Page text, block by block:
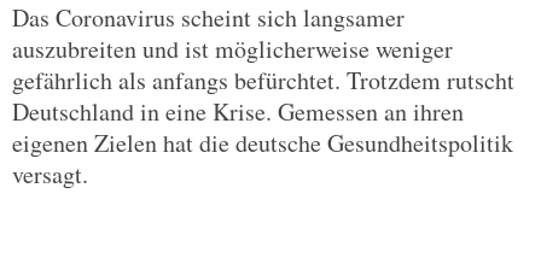
Das Coronavirus scheint sich langsamer
auszubreiten und ist möglicherweise weniger
gefährlich als anfangs befürchtet. Trotzdem rutscht
Deutschland in eine Krise. Gemessen an ihren
eigenen Zielen hat die deutsche Gesundheitspolitik
versagt.